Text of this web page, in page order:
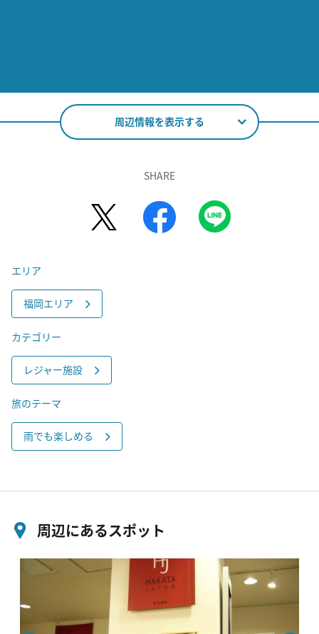
周辺情報を表示する
SHARE
エリア
福岡エリア
カテゴリー
レジャー施設
旅のテーマ
雨でも楽しめる
周辺にあるスポット